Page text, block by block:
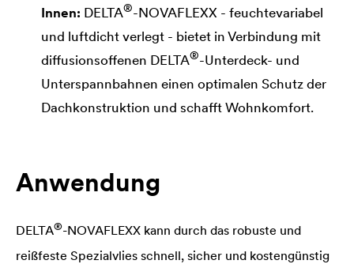
Innen: DELTA®-NOVAFLEXX - feuchtevariabel
und luftdicht verlegt - bietet in Verbindung mit
diffusionsoffenen DELTA®-Unterdeck- und
Unterspannbahnen einen optimalen Schutz der
Dachkonstruktion und schafft Wohnkomfort.
Anwendung
DELTA®-NOVAFLEXX kann durch das robuste und
reißfeste Spezialvlies schnell, sicher und kostengünstig